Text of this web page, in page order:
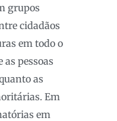
grupos
cidadãos
em todo o
pessoas
as
Em
em